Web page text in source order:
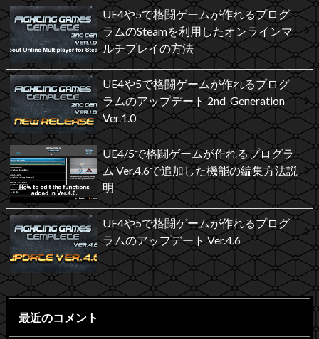
UE4や5で格闘ゲームが作れるプログ
ラムのSteamを利用したオンラインマ
ルチプレイの方法
UE4や5で格闘ゲームが作れるプログ
ラムのアップデート 2nd-Generation
Ver.1.0
UE4/5で格闘ゲームが作れるプログラ
ム Ver.4.6で追加した機能の編集方法説
明
UE4や5で格闘ゲームが作れるプログ
ラムのアップデート Ver.4.6
最近のコメント